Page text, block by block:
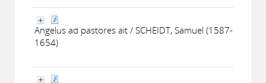
Angelus ad pastores ait / SCHEIDT, Samuel (1587-
1654)